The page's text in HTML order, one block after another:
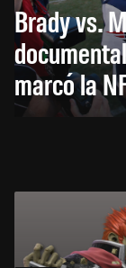
Brady vs.
marcó la